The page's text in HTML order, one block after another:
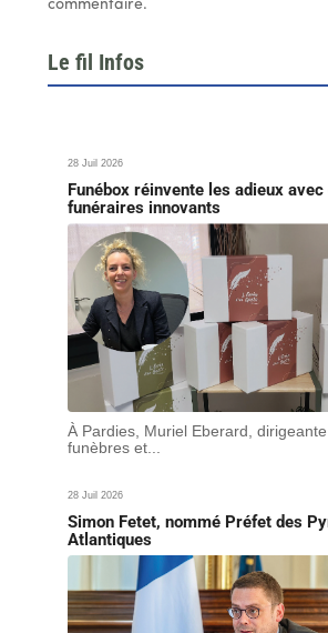
commentaire.
Le fil Infos
28 Juil 2026
Funébox réinvente les adieux
funéraires innovants
À Pardies, Muriel Eberard,
funèbres et...
28 Juil 2026
Simon Fetet, nommé Préfet des
Atlantiques